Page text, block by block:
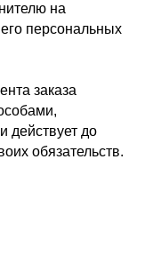
на
персональных
заказа
действует до
обязательств.